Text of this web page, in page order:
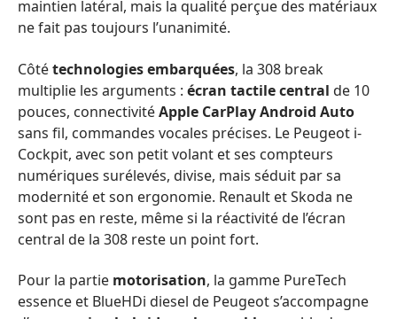
maintien latéral, mais la qualité perçue des matériaux
ne fait pas toujours l’unanimité.
Côtétechnologies embarquées, la 308 break
multiplie les arguments : écran tactile central de 10
pouces, connectivitéApple CarPlay Android Auto
sans fil, commandes vocales précises. Le Peugeot i-
Cockpit, avec son petit volant et ses compteurs
numériques surélevés, divise, mais séduit par sa
modernité et son ergonomie. Renault et Skoda ne
sont pas en reste, même si la réactivité de l’écran
central de la 308 reste un point fort.
Pour la partie motorisation, la gamme PureTech
essence et BlueHDi diesel de Peugeot s’accompagne